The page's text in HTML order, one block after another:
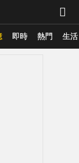
即時 熱門 生活